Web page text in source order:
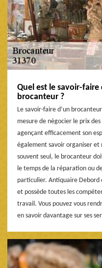
Quel est le savoir-
brocanteur ?
Le savoir-faire d’un
mesure de négocier le prix
agençant efficacement son
également savoir organiser
souvent seul, le brocanteur
le temps de la réparation ou
particulier. Antiquaire Debord
et possède toutes les
travail. Vous pouvez vous
en savoir davantage sur ses